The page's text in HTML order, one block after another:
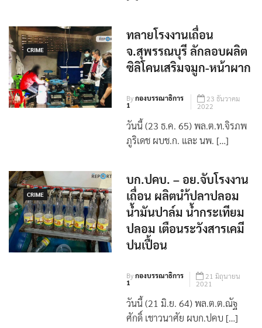
CRIME
ทลายโรงงานเถื่อน
จ.สุพรรณบุรี ลักลอบผลิต
ซิลิโคนเสริมจมูก-หน้าผาก
Byกองบรรณาธิการ
1
23 ธันวาคม
2022
วันนี้ (23 ธ.ค. 65) พล.ต.ท.จิรภพ
CRIME
บก.ปคบ. – อย.จับโรงงาน
เถื่อน ผลิตนำ้ปลาปลอม
น้ำมันปาล์ม น้ำกระเทียม
ปลอม เตือนระวังสารเคมี
ปนเปื้อน
Byกองบรรณาธิการ
1
21 มิถุนายน
2021